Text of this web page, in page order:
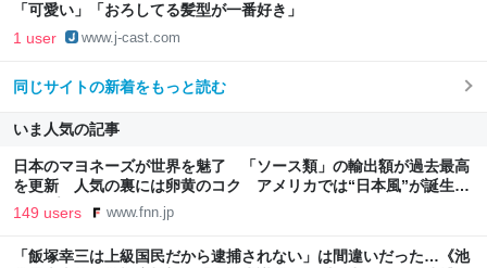
「可愛い」「おろしてる髪型が一番好き」
1 user www.j-cast.com
同じサイトの新着をもっと読む
いま人気の記事
日本のマヨネーズが世界を魅了 「ソース類」の輸出額が過去最高
を更新 人気の裏には卵黄のコク アメリカでは“日本風”が誕生｜
FNNプライムオンライン
149 users www.fnn.jp
「飯塚幸三は上級国民だから逮捕されない」は間違いだった…《池